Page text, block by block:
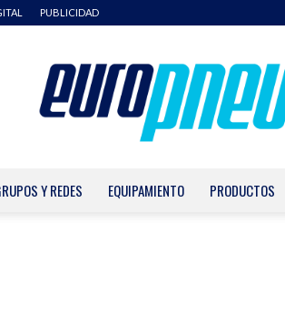
PUBLICIDAD
Y REDES EQUIPAMIENTO PRODUCTOS